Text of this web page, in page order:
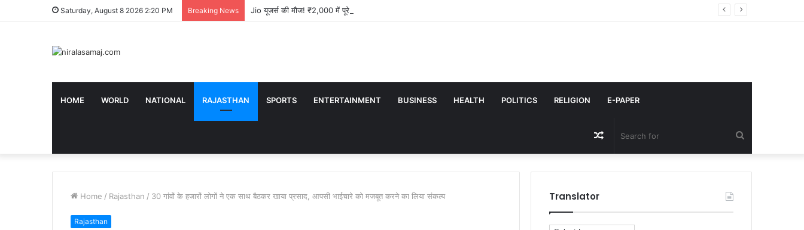
Saturday, August 8 2026 2:20 PM Breaking News Jio यूजर्स की मौज! ₹2,000 में पूरे साल 15 OTT और 365GB डेटा, 1,000+ लाइव चैनल भी मिलेंगे
HOME WORLD NATIONAL RAJASTHAN SPORTS ENTERTAINMENT BUSINESS HEALTH POLITICS RELIGION E-PAPER
for
Random
Article
Home / Rajasthan / 30 गांवों के हजारों लोगों ने एक साथ बैठकर खाया प्रसाद, आपसी भाईचारे को मजबूत करने का लिया संकल्प
Rajasthan
Translator